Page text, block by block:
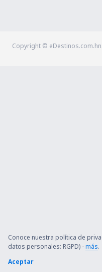
Copyright ©
Conoce nuestra política de
datos personales: RGPD) -más.
Aceptar